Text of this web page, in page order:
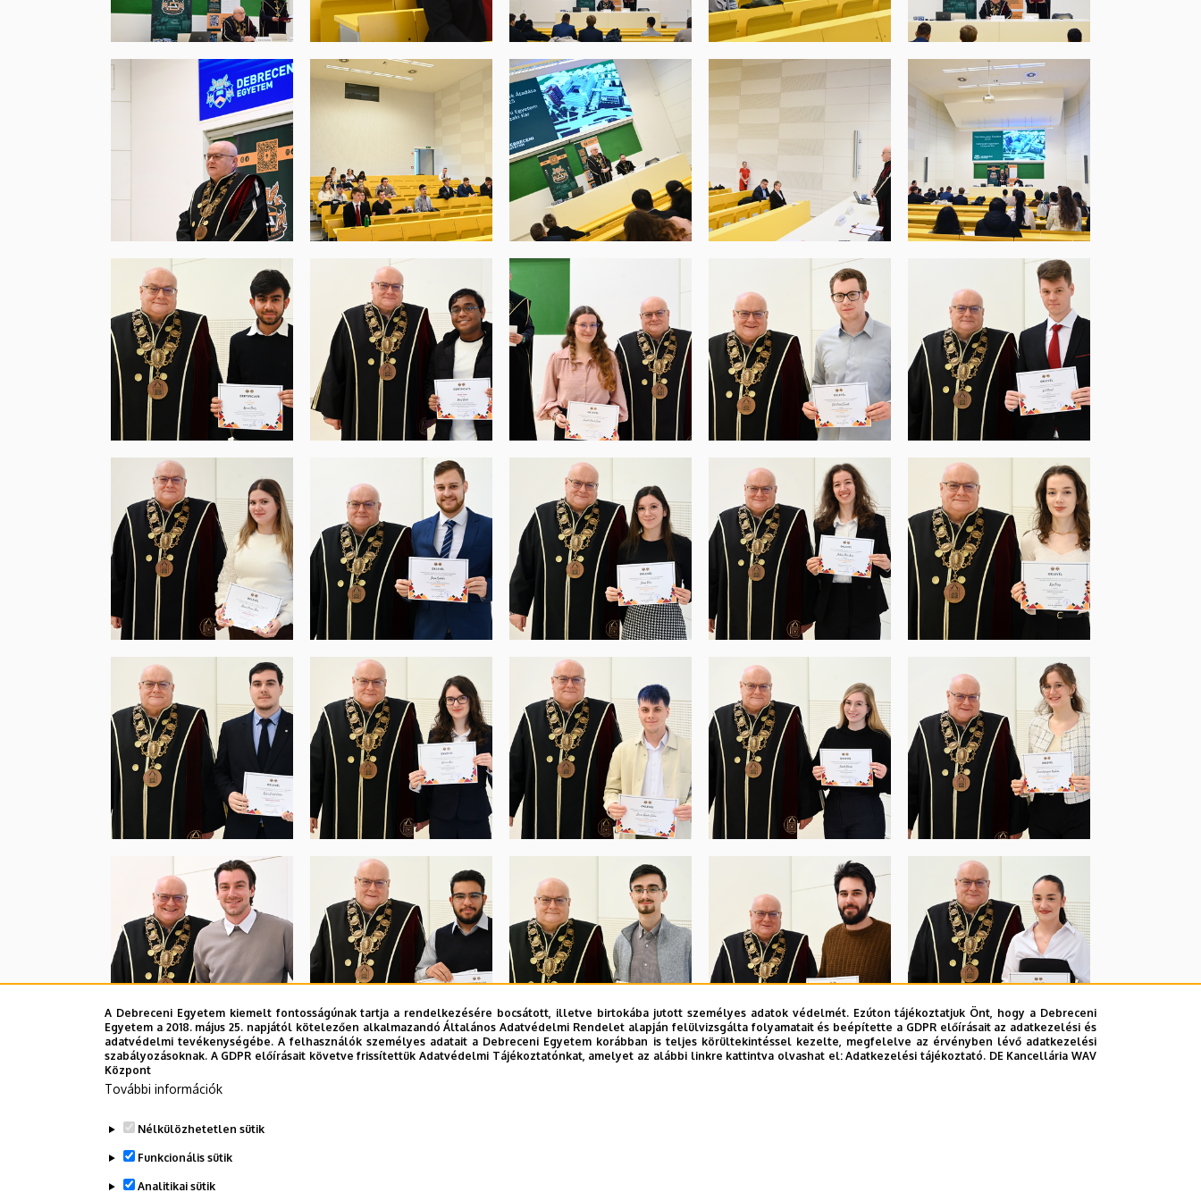
A Debreceni Egyetem kiemelt fontosságúnak tartja a rendelkezésére bocsátott, illetve birtokába jutott személyes adatok védelmét. Ezúton tájékoztatjuk Önt, hogy a Debreceni
Egyetem a 2018. május 25. napjától kötelezően alkalmazandó Általános Adatvédelmi Rendelet alapján felülvizsgálta folyamatait és beépítette a GDPR előírásait az adatkezelési és
adatvédelmi tevékenységébe. A felhasználók személyes adatait a Debreceni Egyetem korábban is teljes körültekintéssel kezelte, megfelelve az érvényben lévő adatkezelési
szabályozásoknak. A GDPR előírásait követve frissítettük Adatvédelmi Tájékoztatónkat, amelyet az alábbi linkre kattintva olvashat el:Adatkezelési tájékoztató. DE Kancellária WAV
Központ
További információk
Nélkülözhetetlen sütik
Funkcionális sütik
Analitikai sütik